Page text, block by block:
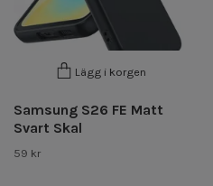
Lägg i korgen
Samsung S26 FE Matt
Svart Skal
59 kr